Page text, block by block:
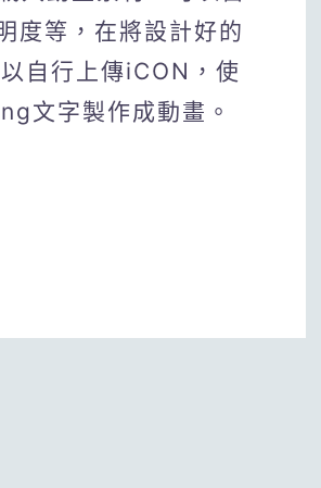
度等，在將設計好的
自行上傳iCON，使
文字製作成動畫。